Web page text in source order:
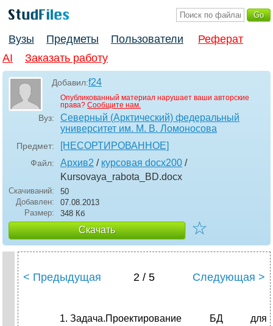
Вузы Предметы Пользователи
Реферат
AI
Заказать работу
Добавил:f24
Опубликованный материал нарушает ваши авторские
права? Сообщите нам.
Вуз:
Северный (Арктический) федеральный
университет им. М. В. Ломоносова
Предмет: [НЕСОРТИРОВАННОЕ]
Файл: Архив2 / курсовая docx200 /
Kursovaya_rabota_BD.docx
Скачиваний:
50
Добавлен:
07.08.2013
Размер:
348 Кб
Скачать ☆
< Предыдущая 2 / 5 Следующая >
Задача.Проектирование БД для